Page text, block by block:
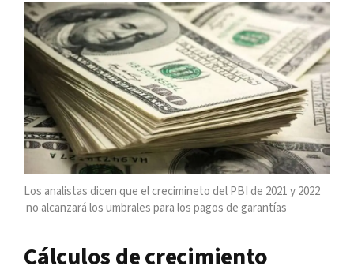
Los analistas dicen que el crecimineto del PBI de 2021 y 2022
no alcanzará los umbrales para los pagos de garantías
Cálculos de crecimiento